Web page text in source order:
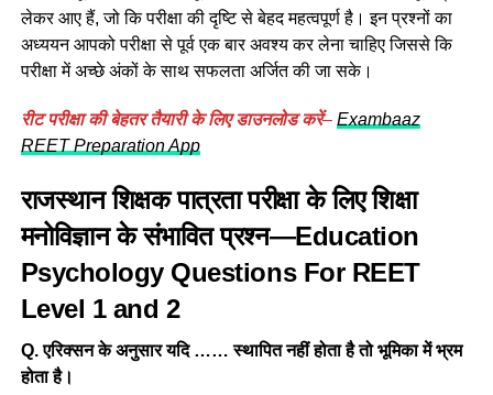
लेकर आए हैं, जो कि परीक्षा की दृष्टि से बेहद महत्वपूर्ण है। इन प्रश्नों का
अध्ययन आपको परीक्षा से पूर्व एक बार अवश्य कर लेना चाहिए जिससे कि
परीक्षा में अच्छे अंकों के साथ सफलता अर्जित की जा सके।
रीट परीक्षा की बेहतर तैयारी के लिए डाउनलोड करें– Exambaaz
REET Preparation App
राजस्थान शिक्षक पात्रता परीक्षा के लिए शिक्षा
मनोविज्ञान के संभावित प्रश्न—Education
Psychology Questions For REET
Level 1 and 2
Q. एरिक्सन के अनुसार यदि …… स्थापित नहीं होता है तो भूमिका में भ्रम
होता है।